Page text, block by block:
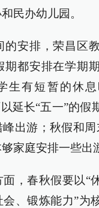
民办幼儿园。
的安排，荣昌区
都安排在学期
生有短暂的休
延长“五一”的假
出游；秋假和
家庭安排一些出
，春秋假要以“
会、锻炼能力”为